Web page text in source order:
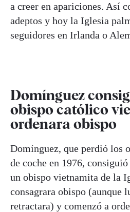
a creer en apariciones. Así
adeptos y hoy la Iglesia
seguidores en Irlanda o
Domínguez
obispo católico
ordenara obispo
Domínguez, que perdió los
de coche en 1976, consiguió
un obispo vietnamita de la
consagrara obispo (aunque
retractara) y comenzó a